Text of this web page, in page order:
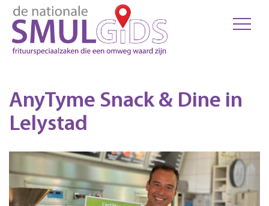
AnyTyme Snack & Dine in
Lelystad